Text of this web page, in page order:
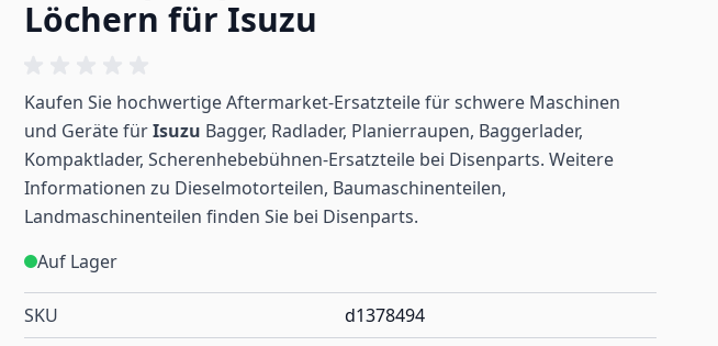
Löchern für Isuzu
Kaufen Sie hochwertige Aftermarket-Ersatzteile für schwere Maschinen
und Geräte fürIsuzu Bagger, Radlader, Planierraupen, Baggerlader,
Kompaktlader, Scherenhebebühnen-Ersatzteile bei Disenparts. Weitere
Informationen zu Dieselmotorteilen, Baumaschinenteilen,
Landmaschinenteilen finden Sie bei Disenparts.
Auf Lager
SKU d1378494